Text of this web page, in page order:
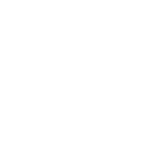
geprägt.
teilnehmen
oder Gespräche
diese nicht-
Auswirkungen im